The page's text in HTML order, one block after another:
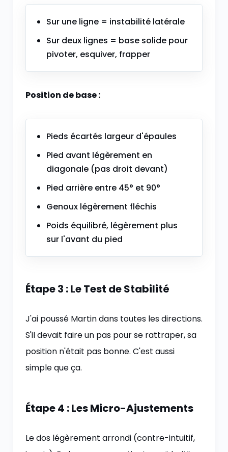
Sur une ligne = instabilité latérale
Sur deux lignes = base solide pour
pivoter, esquiver, frapper
Position de base :
Pieds écartés largeur d'épaules
Pied avant légèrement en
diagonale (pas droit devant)
Pied arrière entre 45° et 90°
Genoux légèrement fléchis
Poids équilibré, légèrement plus
sur l'avant du pied
Étape 3 : Le Test de Stabilité
J'ai poussé Martin dans toutes les directions.
S'il devait faire un pas pour se rattraper, sa
position n'était pas bonne. C'est aussi
simple que ça.
Étape 4 : Les Micro-Ajustements
Le dos légèrement arrondi (contre-intuitif,